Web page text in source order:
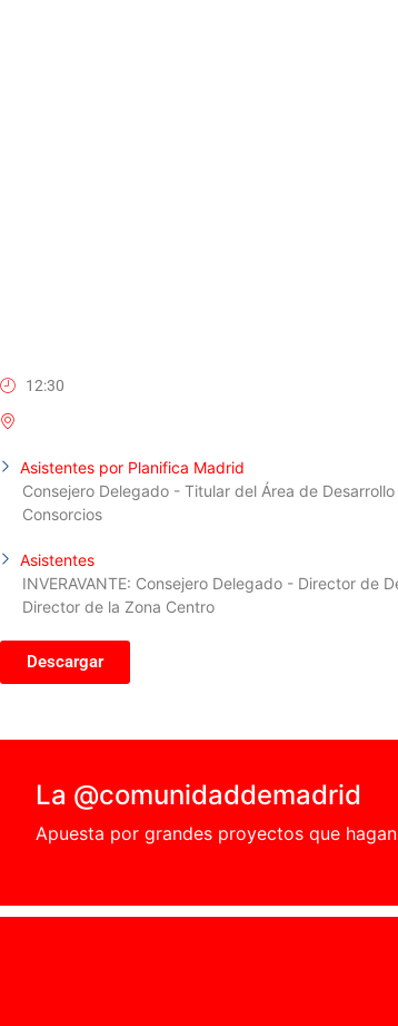
12:30
Asistentes por Planifica Madrid
Consejero Delegado - Titular del Área de
Consorcios
Asistentes
INVERAVANTE: Consejero Delegado - Director de
Director de la Zona Centro
Descargar
La @comunidaddemadrid
Apuesta por grandes proyectos que